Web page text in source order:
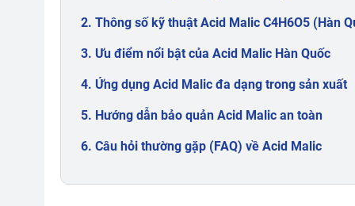
2. Thông số kỹ thuật Acid Malic C4H6O5 (Hàn
3. Ưu điểm nổi bật của Acid Malic Hàn Quốc
4. Ứng dụng Acid Malic đa dạng trong sản xuất
5. Hướng dẫn bảo quản Acid Malic an toàn
6. Câu hỏi thường gặp (FAQ) về Acid Malic